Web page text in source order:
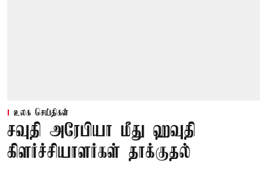
உலக செய்திகள்
சவுதி அரேபியா மீது ஹவுதி
கிளர்ச்சியாளர்கள் தாக்குதல்